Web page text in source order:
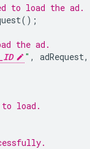
to load the ad.
();
the ad.
" , adRequest,
load.